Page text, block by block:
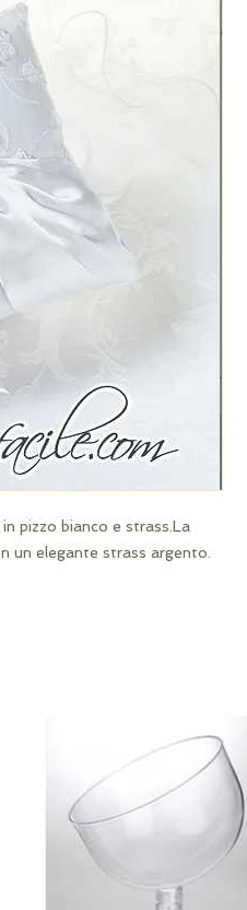
pizzo bianco e strass.La
un elegante strass argento.